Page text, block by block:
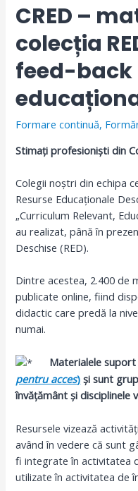
CRED –
colecția
feed-back
Formare continuă,
Stimați profesioniști din
Colegii noștri din echipa
Resurse Educaționale
„Curriculum Relevant,
au realizat, până în
Deschise (RED).
Dintre acestea, 2.400 de
publicate online, fiind
didactic care predă la
numai.
Materialele
pentru acces) și sunt
învățământ și disciplinele
Resursele vizează
având în vedere că sunt
fi integrate în activitatea
utilizate în activitatea de